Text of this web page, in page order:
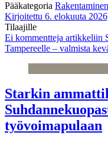
Pääkategoria Rakentaminen
Kirjoitettu 6. elokuuta
Tilaajille
Ei kommentteja artikkeliin
Tampereelle – valmista
Starkin
työvoimapulaan